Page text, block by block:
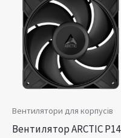
Вентилятори для корпусів
Вентилятор ARCTIC P14